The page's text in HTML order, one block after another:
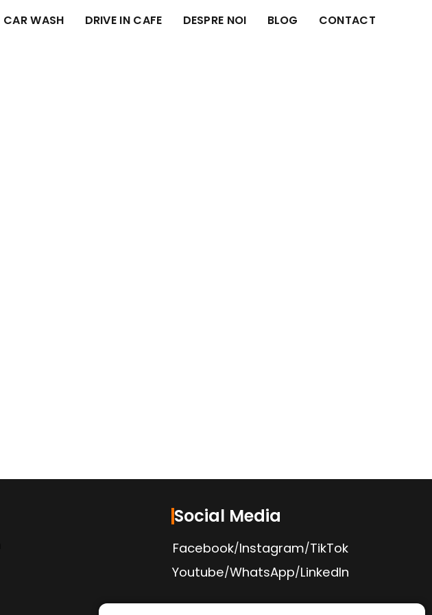
CAR WASH DRIVE IN CAFE DESPRE NOI BLOG CONTACT
Social Media
Facebook/Instagram/TikTok
Youtube/WhatsApp/LinkedIn
Politica de Confidențialitate